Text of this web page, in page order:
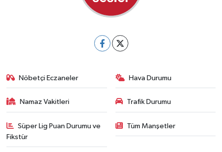
Nöbetçi Eczaneler Hava Durumu
Namaz Vakitleri Trafik Durumu
Süper Lig Puan Durumu ve
Fikstür
Tüm Manşetler